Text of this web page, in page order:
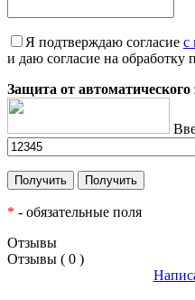
Я подтверждаю согласие с
и даю согласие на обработку
Защита от автоматического
* - обязательные поля
Отзывы
Отзывы ( 0 )